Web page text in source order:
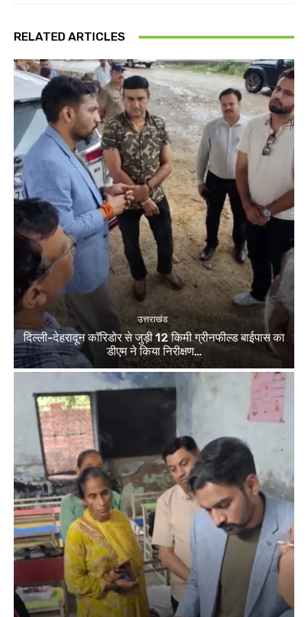
RELATED ARTICLES
उत्तराखंड
दिल्ली-देहरादून कॉरिडोर से जुड़ी 12 किमी ग्रीनफील्ड बाईपास का
डीएम ने किया निरीक्षण…